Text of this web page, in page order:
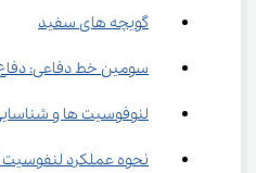
گویچه های سفید
سومین خط دفاعی:
لنوفوسیت ها و
نحوه عملکرد لنفوسیت B